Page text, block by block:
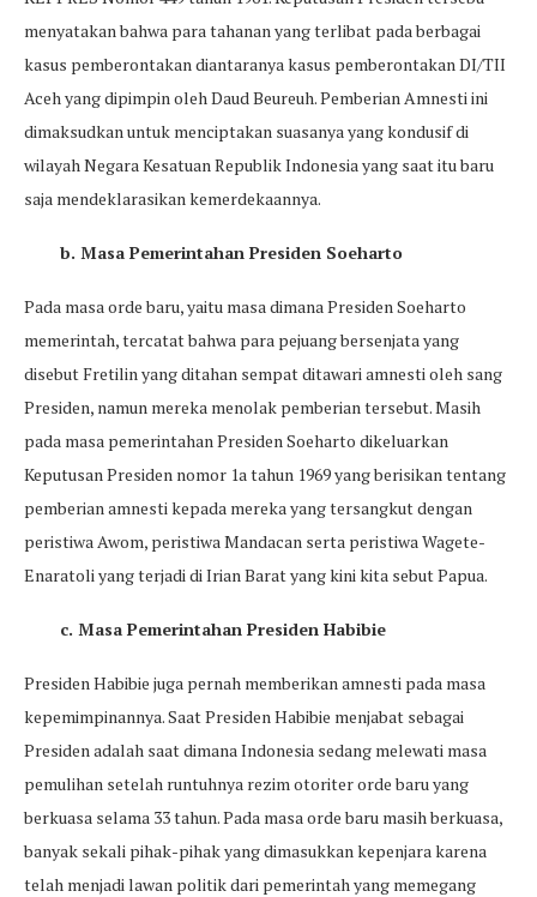
menyatakan bahwa para tahanan yang terlibat pada berbagai
kasus pemberontakan diantaranya kasus pemberontakan DI/TII
Aceh yang dipimpin oleh Daud Beureuh. Pemberian Amnesti ini
dimaksudkan untuk menciptakan suasanya yang kondusif di
wilayah Negara Kesatuan Republik Indonesia yang saat itu baru
saja mendeklarasikan kemerdekaannya.
b. Masa Pemerintahan Presiden Soeharto
Pada masa orde baru, yaitu masa dimana Presiden Soeharto
memerintah, tercatat bahwa para pejuang bersenjata yang
disebut Fretilin yang ditahan sempat ditawari amnesti oleh sang
Presiden, namun mereka menolak pemberian tersebut. Masih
pada masa pemerintahan Presiden Soeharto dikeluarkan
Keputusan Presiden nomor 1a tahun 1969 yang berisikan tentang
pemberian amnesti kepada mereka yang tersangkut dengan
peristiwa Awom, peristiwa Mandacan serta peristiwa Wagete-
Enaratoli yang terjadi di Irian Barat yang kini kita sebut Papua.
c. Masa Pemerintahan Presiden Habibie
Presiden Habibie juga pernah memberikan amnesti pada masa
kepemimpinannya. Saat Presiden Habibie menjabat sebagai
Presiden adalah saat dimana Indonesia sedang melewati masa
pemulihan setelah runtuhnya rezim otoriter orde baru yang
berkuasa selama 33 tahun. Pada masa orde baru masih berkuasa,
banyak sekali pihak-pihak yang dimasukkan kepenjara karena
telah menjadi lawan politik dari pemerintah yang memegang